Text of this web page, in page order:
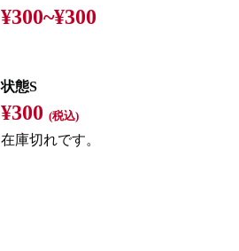
¥300~¥300
状態S
¥300(税込)
在庫切れです。